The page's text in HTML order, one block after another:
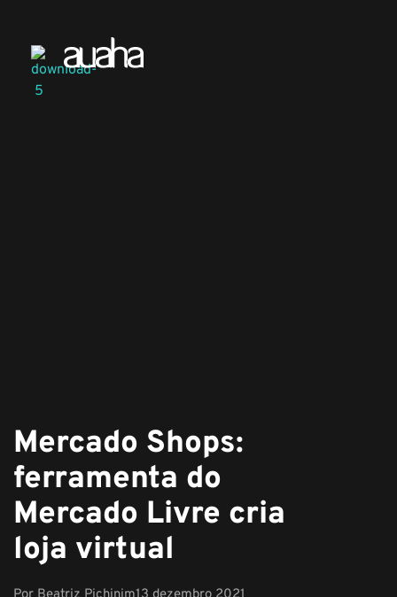
Mercado Shops:
ferramenta do
Mercado Livre cria
loja virtual